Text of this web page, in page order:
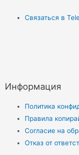
Связаться в
Информация
Политика
Правила
Согласие на
Отказ от